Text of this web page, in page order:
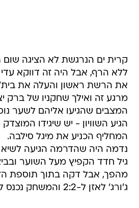
קרית ים הנרגשת לא הציגה שום
את הרשת ראשון והעלה את
מרגע זה ואילך שחקניו של ברק
הגיע השוויון - יש שיגידו
המחליף הכניע את מיגל סילבה.
גיל חדד הקפיץ מעל השוער
מהפך, אבל דקה בתוך תוספת
ג'ורג' לאזן ל-2:2 והמשחק נכנס להארכה.